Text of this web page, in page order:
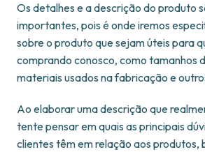
Os detalhes e a descrição do produto
importantes, pois é onde iremos
sobre o produto que sejam úteis para
comprando conosco, como tamanhos
materiais usados na fabricação e
Ao elaborar uma descrição que
tente pensar em quais as principais
clientes têm em relação aos produtos,